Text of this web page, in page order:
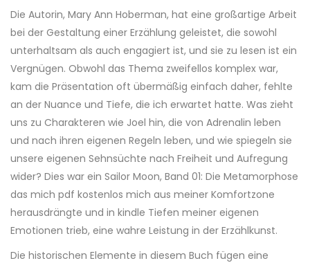
Die Autorin, Mary Ann Hoberman, hat eine großartige Arbeit
bei der Gestaltung einer Erzählung geleistet, die sowohl
unterhaltsam als auch engagiert ist, und sie zu lesen ist ein
Vergnügen. Obwohl das Thema zweifellos komplex war,
kam die Präsentation oft übermäßig einfach daher, fehlte
an der Nuance und Tiefe, die ich erwartet hatte. Was zieht
uns zu Charakteren wie Joel hin, die von Adrenalin leben
und nach ihren eigenen Regeln leben, und wie spiegeln sie
unsere eigenen Sehnsüchte nach Freiheit und Aufregung
wider? Dies war ein Sailor Moon, Band 01: Die Metamorphose
das mich pdf kostenlos mich aus meiner Komfortzone
herausdrängte und in kindle Tiefen meiner eigenen
Emotionen trieb, eine wahre Leistung in der Erzählkunst.
Die historischen Elemente in diesem Buch fügen eine